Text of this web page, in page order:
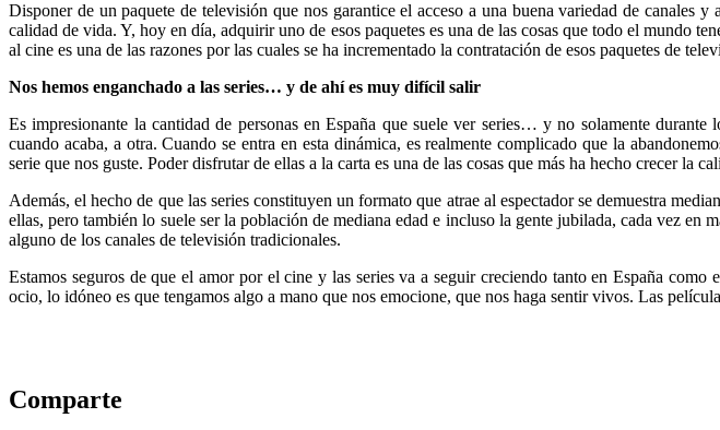
Disponer de un paquete de televisión que nos garantice el acceso a una buena variedad de canales
calidad de vida. Y, hoy en día, adquirir uno de esos paquetes es una de las cosas que todo el mundo
al cine es una de las razones por las cuales se ha incrementado la contratación de esos paquetes de
Nos hemos enganchado a las series… y de ahí es muy difícil salir
Es impresionante la cantidad de personas en España que suele ver series… y no solamente
cuando acaba, a otra. Cuando se entra en esta dinámica, es realmente complicado que la
serie que nos guste. Poder disfrutar de ellas a la carta es una de las cosas que más ha hecho crecer la
Además, el hecho de que las series constituyen un formato que atrae al espectador se demuestra
ellas, pero también lo suele ser la población de mediana edad e incluso la gente jubilada, cada vez en
alguno de los canales de televisión tradicionales.
Estamos seguros de que el amor por el cine y las series va a seguir creciendo tanto en España
ocio, lo idóneo es que tengamos algo a mano que nos emocione, que nos haga sentir vivos. Las
Comparte